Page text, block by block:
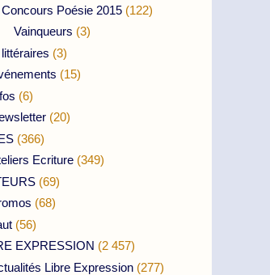
Concours Poésie 2015 (122)
Vainqueurs (3)
littéraires (3)
(15)
(6)
(20)
(366)
Ecriture (349)
(69)
(68)
(56)
EXPRESSION (2 457)
Libre Expression (277)